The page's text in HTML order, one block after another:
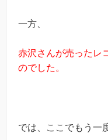
一方、
赤沢さんが売ったレ
のでした。
では、ここでもう一